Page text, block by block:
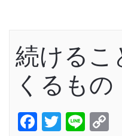
続けるこ
くるもの
Facebook
Twitter
Line